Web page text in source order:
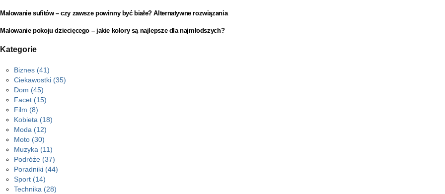
Malowanie sufitów – czy zawsze powinny być białe? Alternatywne rozwiązania
Malowanie pokoju dziecięcego – jakie kolory są najlepsze dla najmłodszych?
Kategorie
Biznes (41)
Ciekawostki (35)
Dom (45)
Facet (15)
Film (8)
Kobieta (18)
Moda (12)
Moto (30)
Muzyka (11)
Podróże (37)
Poradniki (44)
Sport (14)
Technika (28)